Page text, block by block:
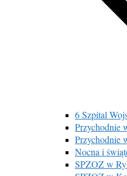
6 Szpital
Przychodnie
Przychodnie
Nocna i
SPZOZ w